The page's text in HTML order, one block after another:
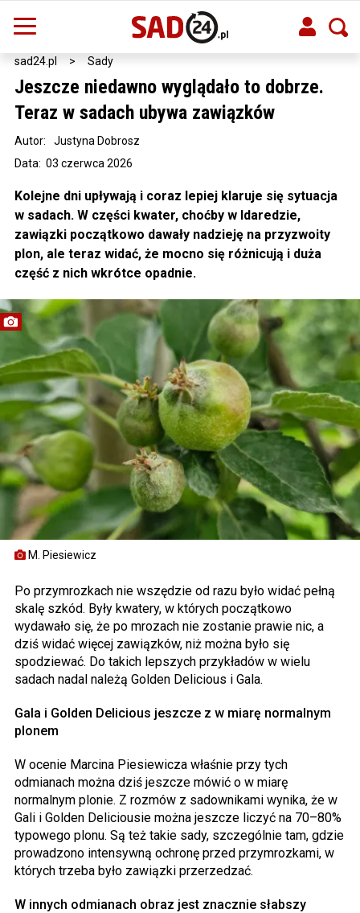
sad24.pl > Sady
M. Piesiewicz
Jeszcze niedawno wyglądało to dobrze.
Teraz w sadach ubywa zawiązków
Data: 03 czerwca 2026
Autor: Justyna Dobrosz
Kolejne dni upływają i coraz lepiej klaruje się sytuacja
w sadach. W części kwater, choćby w Idaredzie,
zawiązki początkowo dawały nadzieję na przyzwoity
plon, ale teraz widać, że mocno się różnicują i duża
część z nich wkrótce opadnie.
Po przymrozkach nie wszędzie od razu było widać pełną
skalę szkód. Były kwatery, w których początkowo
wydawało się, że po mrozach nie zostanie prawie nic, a
dziś widać więcej zawiązków, niż można było się
spodziewać. Do takich lepszych przykładów w wielu
sadach nadal należą Golden Delicious i Gala.
Gala i Golden Delicious jeszcze z w miarę normalnym
plonem
W ocenie Marcina Piesiewicza właśnie przy tych
odmianach można dziś jeszcze mówić o w miarę
normalnym plonie. Z rozmów z sadownikami wynika, że w
Gali i Golden Deliciousie można jeszcze liczyć na 70–80%
typowego plonu. Są też takie sady, szczególnie tam, gdzie
prowadzono intensywną ochronę przed przymrozkami, w
których trzeba było zawiązki przerzedzać.
W innych odmianach obraz jest znacznie słabszy